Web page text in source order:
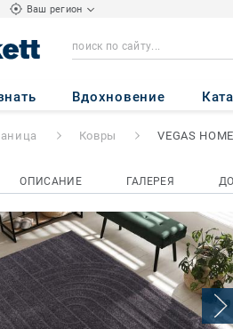
Ваш регион
Вдохновение
HOME
Ковры VEGAS HOME
ОПИСАНИЕ ГАЛЕРЕЯ